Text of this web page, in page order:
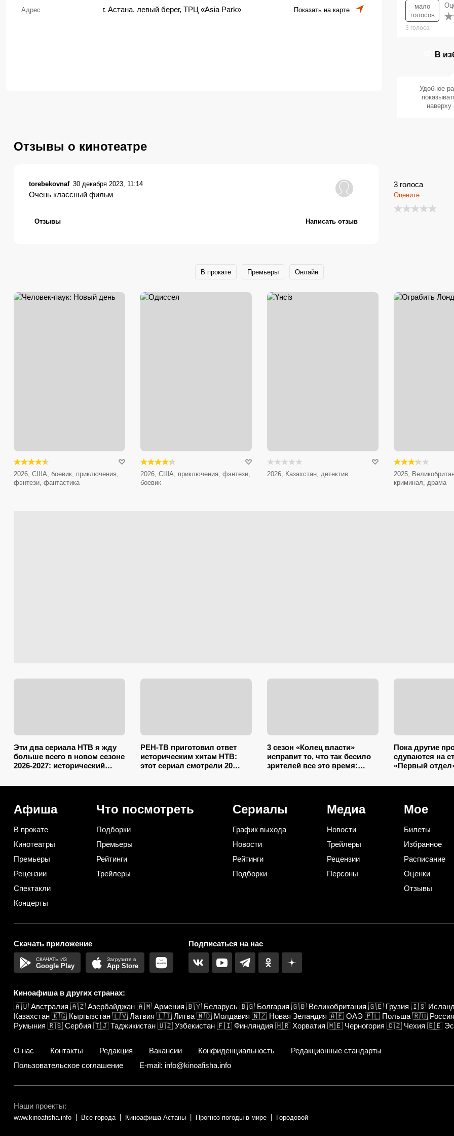
Адрес г. Астана, левый берег, ТРЦ «Asia Park» Показать на карте
мало
голосов
3 голоса
В
Удобное
наверху
Отзывы о кинотеатре
torebekovnaf 30 декабря 2023, 11:14
Очень классный фильм
Отзывы Написать отзыв
3голоса
Оцените
В прокате Премьеры Онлайн
2026, США, боевик, приключения,
фэнтези, фантастика
2026, США, приключения, фэнтези,
боевик
2026, Казахстан, детектив
2025,
криминал, драма
Эти два сериала НТВ я жду
больше всего в новом сезоне
2026-2027: исторический
РЕН-ТВ приготовил ответ
историческим хитам НТВ:
этот сериал смотрели 20
3 сезон «Колец власти»
исправит то, что так бесило
зрителей все это время:
Пока другие
сдуваются на
«Первый
Афиша
В прокате
Кинотеатры
Премьеры
Рецензии
Спектакли
Концерты
Что посмотреть
Подборки
Премьеры
Рейтинги
Трейлеры
Сериалы
График выхода
Новости
Рейтинги
Подборки
Медиа
Новости
Трейлеры
Рецензии
Персоны
Мое
Билеты
Избранное
Расписание
Оценки
Отзывы
Скачать приложение
Google Play App Store
Подписаться на нас
Киноафиша в других странах:
🇦🇺 Австралия 🇦🇿 Азербайджан 🇦🇲 Армения 🇧🇾 Беларусь 🇧🇬 Болгария 🇬🇧 Великобритания 🇬🇪 Грузия 🇮🇸
Казахстан 🇰🇬 Кыргызстан 🇱🇻 Латвия 🇱🇹 Литва 🇲🇩 Молдавия 🇳🇿 Новая Зеландия 🇦🇪 ОАЭ 🇵🇱 Польша 🇷🇺 Россия
Румыния 🇷🇸 Сербия 🇹🇯 Таджикистан 🇺🇿 Узбекистан 🇫🇮 Финляндия 🇭🇷 Хорватия 🇲🇪 Черногория 🇨🇿 Чехия 🇪🇪
О нас Контакты Редакция Вакансии Конфиденциальность
Редакционные стандарты
Пользовательское соглашение
E-mail: info@kinoafisha.info
Наши проекты:
www.kinoafisha.info Все города Киноафиша Астаны Прогноз погоды в мире Городовой